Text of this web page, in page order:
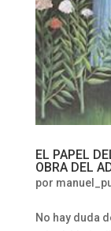
EL PAPEL
OBRA DEL
por
No hay duda